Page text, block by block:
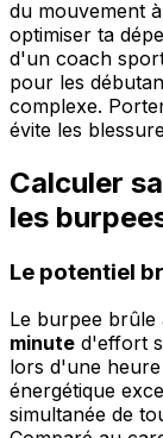
du mouvement
optimiser ta
d'un coach
pour les
complexe.
évite les
Calculer
les
Le potentiel
Le burpee brûle
minute d'effort
lors d'une
énergétique
simultanée de